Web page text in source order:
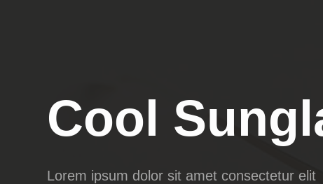
Cool
Lorem ipsum dolor sit amet consectetur elit